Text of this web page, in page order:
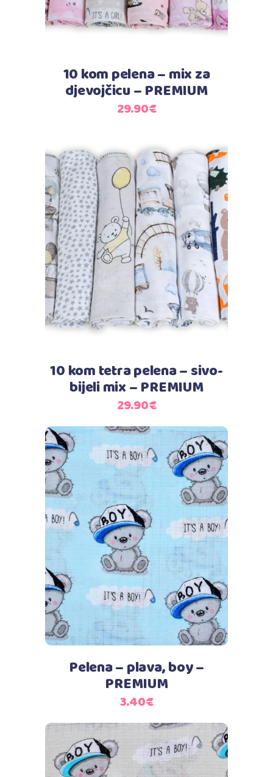
10 kom pelena – mix za
djevojčicu – PREMIUM
29.90€
Dodaj u košaricu
10 kom tetra pelena – sivo-
bijeli mix – PREMIUM
29.90€
Dodaj u košaricu
Pelena – plava, boy –
PREMIUM
3.40€